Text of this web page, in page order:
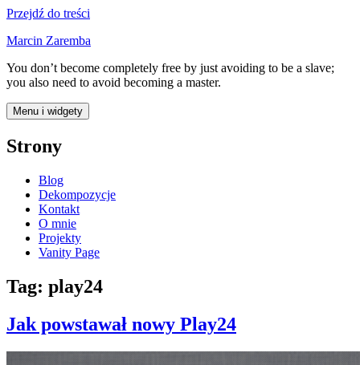
Przejdź do treści
Marcin Zaremba
You don’t become completely free by just avoiding to be a slave;
you also need to avoid becoming a master.
Menu i widgety
Strony
Blog
Dekompozycje
Kontakt
O mnie
Projekty
Vanity Page
Tag: play24
Jak powstawał nowy Play24